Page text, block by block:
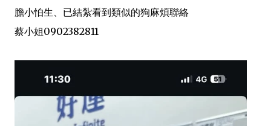
膽小怕生、已結紮看到類似的狗麻煩聯絡
蔡小姐0902382811